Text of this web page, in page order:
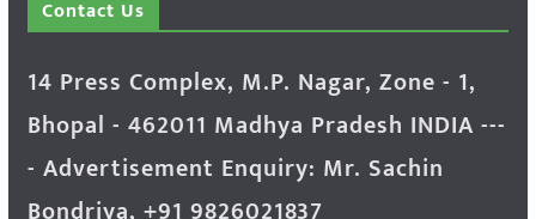
Contact Us
14 Press Complex, M.P. Nagar, Zone - 1,
Bhopal - 462011 Madhya Pradesh INDIA ---
- Advertisement Enquiry: Mr. Sachin